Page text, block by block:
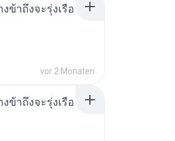
ข้าถึงจะรุ่งเรือ
vor 2 Monaten
ข้าถึงจะรุ่งเรือ